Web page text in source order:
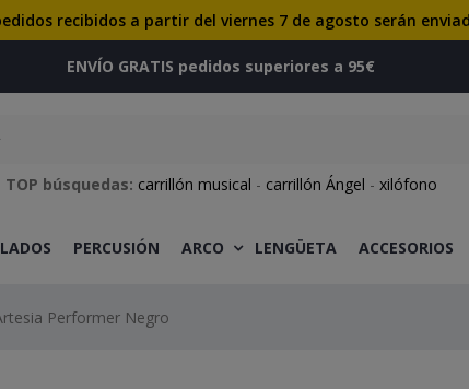
recibidos a partir del viernes 7 de agosto serán
ENVÍO GRATIS pedidos superiores a 95€
TOP búsquedas: carrillón musical - carrillón Ángel - xilófono
PERCUSIÓN ARCO LENGÜETA ACCESORIOS
Performer Negro